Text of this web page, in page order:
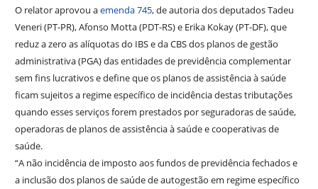
O relator aprovou aemenda 745, de autoria dos deputados Tadeu
Veneri (PT-PR), Afonso Motta (PDT-RS) e Erika Kokay (PT-DF), que
reduz a zero as alíquotas do IBS e da CBS dos planos de gestão
administrativa (PGA) das entidades de previdência complementar
sem fins lucrativos e define que os planos de assistência à saúde
ficam sujeitos a regime específico de incidência destas tributações
quando esses serviços forem prestados por seguradoras de saúde,
operadoras de planos de assistência à saúde e cooperativas de
saúde.
“A não incidência de imposto aos fundos de previdência fechados e
a inclusão dos planos de saúde de autogestão em regime específico